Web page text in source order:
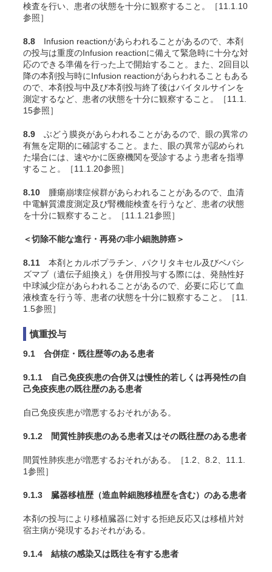
検査を行い、患者の状態を十分に観察すること。［11.1.10
参照］
8.8 Infusion reactionがあらわれることがあるので、本剤
の投与は重度のInfusion reactionに備えて緊急時に十分な対
応のできる準備を行った上で開始すること。また、2回目以
降の本剤投与時にInfusion reactionがあらわれることもある
ので、本剤投与中及び本剤投与終了後はバイタルサインを
測定するなど、患者の状態を十分に観察すること。［11.1.
15参照］
8.9 ぶどう膜炎があらわれることがあるので、眼の異常の
有無を定期的に確認すること。また、眼の異常が認められ
た場合には、速やかに医療機関を受診するよう患者を指導
すること。［11.1.20参照］
8.10 腫瘍崩壊症候群があらわれることがあるので、血清
中電解質濃度測定及び腎機能検査を行うなど、患者の状態
を十分に観察すること。［11.1.21参照］
＜切除不能な進行・再発の非小細胞肺癌＞
8.11 本剤とカルボプラチン、パクリタキセル及びベバシ
ズマブ（遺伝子組換え）を併用投与する際には、発熱性好
中球減少症があらわれることがあるので、必要に応じて血
液検査を行う等、患者の状態を十分に観察すること。［11.
1.5参照］
慎重投与
9.1 合併症・既往歴等のある患者
9.1.1 自己免疫疾患の合併又は慢性的若しくは再発性の自
己免疫疾患の既往歴のある患者
自己免疫疾患が増悪するおそれがある。
9.1.2 間質性肺疾患のある患者又はその既往歴のある患者
間質性肺疾患が増悪するおそれがある。［1.2、8.2、11.1.
1参照］
9.1.3 臓器移植歴（造血幹細胞移植歴を含む）のある患者
本剤の投与により移植臓器に対する拒絶反応又は移植片対
宿主病が発現するおそれがある。
9.1.4 結核の感染又は既往を有する患者